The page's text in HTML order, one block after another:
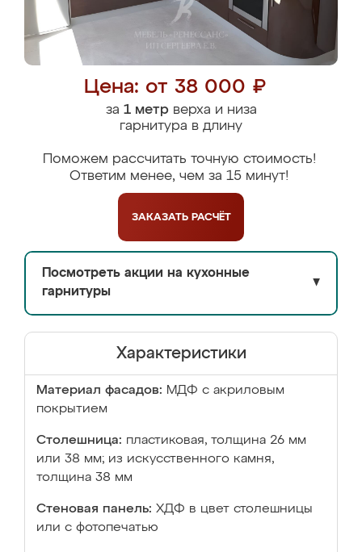
Цена: от 38 000 ₽
за 1 метрверха и низа
гарнитура в длину
Поможем рассчитать точную стоимость!
Ответим менее, чем за 15 минут!
ЗАКАЗАТЬ РАСЧЁТ
Посмотреть акции на кухонные
гарнитуры
▼
Характеристики
Материал фасадов: МДФ с акриловым
покрытием
Столешница: пластиковая, толщина 26 мм
или 38 мм; из искусственного камня,
толщина 38 мм
Стеновая панель: ХДФ в цвет столешницы
или с фотопечатью